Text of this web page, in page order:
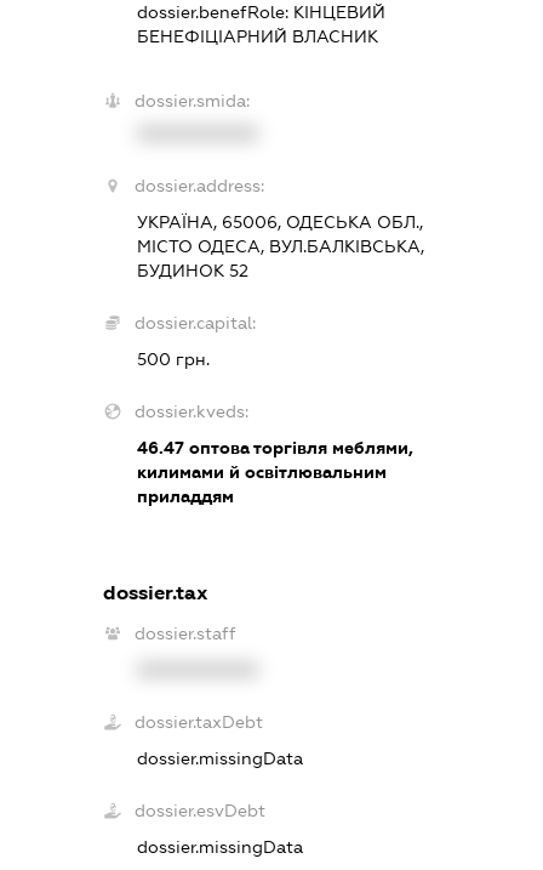
dossier.benefRole: КІНЦЕВИЙ
БЕНЕФІЦІАРНИЙ ВЛАСНИК
dossier.smida:
dossier.address:
УКРАЇНА, 65006, ОДЕСЬКА ОБЛ.,
МІСТО ОДЕСА, ВУЛ.БАЛКІВСЬКА,
БУДИНОК 52
dossier.capital:
500 грн.
dossier.kveds:
46.47оптова торгівля меблями,
килимами й освітлювальним
приладдям
dossier.tax
dossier.staff
dossier.taxDebt
dossier.missingData
dossier.esvDebt
dossier.missingData